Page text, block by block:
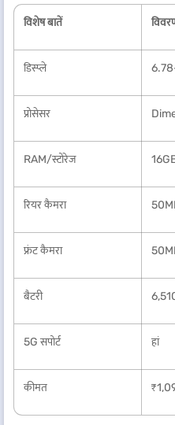
विशेष बातें
डिस्प्ले
प्रोसेसर
RAM/स्टोरेज
रियर कैमरा
फ्रंट कैमरा
बैटरी
5G सपोर्ट हां
कीमत